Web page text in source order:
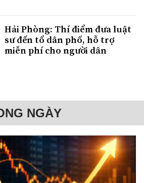
Hải Phòng: Thí điểm đưa luật
sư đến tổ dân phố, hỗ trợ
miễn phí cho người dân
NGÀY